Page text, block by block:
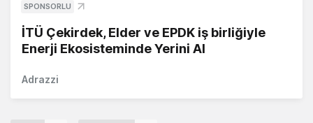
SPONSORLU
İTÜ Çekirdek, Elder ve EPDK iş birliğiyle
Enerji Ekosisteminde Yerini Al
Adrazzi